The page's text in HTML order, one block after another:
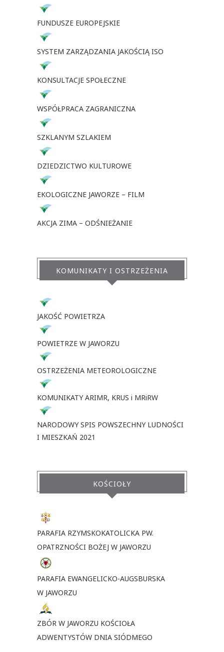
FUNDUSZE EUROPEJSKIE
SYSTEM ZARZĄDZANIA JAKOŚCIĄ ISO
KONSULTACJE SPOŁECZNE
WSPÓŁPRACA ZAGRANICZNA
SZKLANYM SZLAKIEM
DZIEDZICTWO KULTUROWE
EKOLOGICZNE JAWORZE – FILM
AKCJA ZIMA – ODŚNIEŻANIE
KOMUNIKATY I OSTRZEŻENIA
JAKOŚĆ POWIETRZA
POWIETRZE W JAWORZU
OSTRZEŻENIA METEOROLOGICZNE
KOMUNIKATY ARIMR, KRUS i MRiRW
NARODOWY SPIS POWSZECHNY LUDNOŚCI
I MIESZKAŃ 2021
KOŚCIOŁY
PARAFIA RZYMSKOKATOLICKA PW.
OPATRZNOŚCI BOŻEJ W JAWORZU
PARAFIA EWANGELICKO-AUGSBURSKA
W JAWORZU
ZBÓR W JAWORZU KOŚCIOŁA
ADWENTYSTÓW DNIA SIÓDMEGO